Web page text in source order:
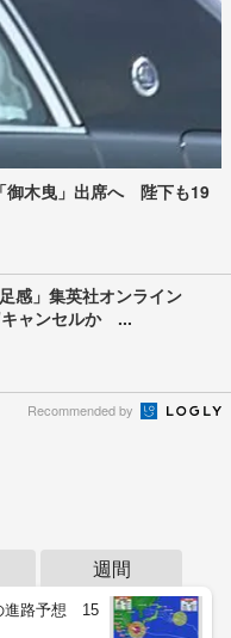
御木曳」出席へ 陛下も19
感」集英社オンライン
キャンセルか ...
Recommended by
週間
進路予想 15